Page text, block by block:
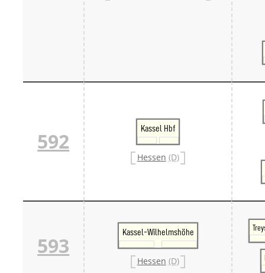
592
Kassel Hbf
Hessen (D)
593
Kassel-Wilhelmshöhe
Hessen (D)